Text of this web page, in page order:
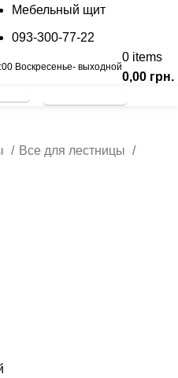
Мебельный щит
093-300-77-22
Воскресенье- выходной
0 items
0,00 грн.
Все для лестницы